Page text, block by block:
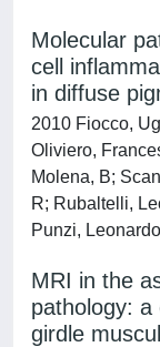
Molecular
cell
in diffuse
2010 Fiocco,
Oliviero,
Molena, B;
R; Rubaltelli,
Punzi, Leonardo
MRI in the
pathology: a
girdle